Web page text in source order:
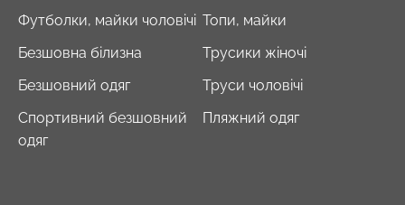
Футболки, майки чоловічі
Безшовна білизна
Безшовний одяг
Спортивний безшовний
одяг
Топи, майки
Трусики жіночі
Труси чоловічі
Пляжний одяг